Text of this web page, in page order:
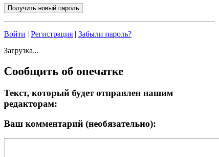
Войти | Регистрация | Забыли пароль?
Загрузка...
Сообщить об опечатке
Текст, который будет отправлен нашим
редакторам:
Ваш комментарий (необязательно):